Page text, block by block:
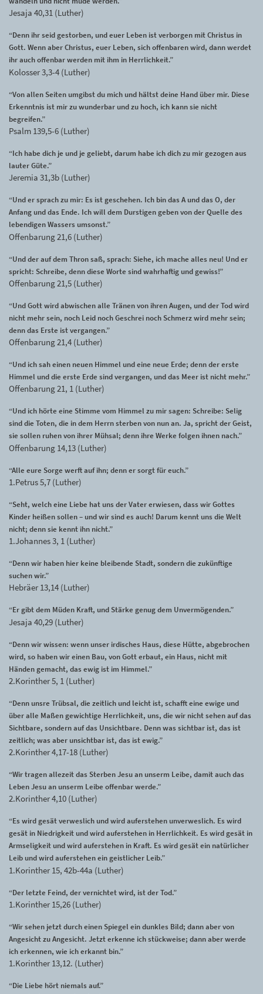
Jesaja 40,31 (Luther)
“Denn ihr seid gestorben, und euer Leben ist verborgen mit Christus in
Gott. Wenn aber Christus, euer Leben, sich offenbaren wird, dann werdet
ihr auch offenbar werden mit ihm in Herrlichkeit.”
Kolosser 3,3-4 (Luther)
“Von allen Seiten umgibst du mich und hältst deine Hand über mir. Diese
Erkenntnis ist mir zu wunderbar und zu hoch, ich kann sie nicht
begreifen.”
Psalm 139,5-6 (Luther)
“Ich habe dich je und je geliebt, darum habe ich dich zu mir gezogen aus
lauter Güte.”
Jeremia 31,3b (Luther)
“Und er sprach zu mir: Es ist geschehen. Ich bin das A und das O, der
Anfang und das Ende. Ich will dem Durstigen geben von der Quelle des
lebendigen Wassers umsonst.”
Offenbarung 21,6 (Luther)
“Und der auf dem Thron saß, sprach: Siehe, ich mache alles neu! Und er
spricht: Schreibe, denn diese Worte sind wahrhaftig und gewiss!”
Offenbarung 21,5 (Luther)
“Und Gott wird abwischen alle Tränen von ihren Augen, und der Tod wird
nicht mehr sein, noch Leid noch Geschrei noch Schmerz wird mehr sein;
denn das Erste ist vergangen.”
Offenbarung 21,4 (Luther)
“Und ich sah einen neuen Himmel und eine neue Erde; denn der erste
Himmel und die erste Erde sind vergangen, und das Meer ist nicht mehr.”
Offenbarung 21, 1 (Luther)
“Und ich hörte eine Stimme vom Himmel zu mir sagen: Schreibe: Selig
sind die Toten, die in dem Herrn sterben von nun an. Ja, spricht der Geist,
sie sollen ruhen von ihrer Mühsal; denn ihre Werke folgen ihnen nach.”
Offenbarung 14,13 (Luther)
“Alle eure Sorge werft auf ihn; denn er sorgt für euch.”
1.Petrus 5,7 (Luther)
“Seht, welch eine Liebe hat uns der Vater erwiesen, dass wir Gottes
Kinder heißen sollen – und wir sind es auch! Darum kennt uns die Welt
nicht; denn sie kennt ihn nicht.”
1.Johannes 3, 1 (Luther)
“Denn wir haben hier keine bleibende Stadt, sondern die zukünftige
suchen wir.”
Hebräer 13,14 (Luther)
“Er gibt dem Müden Kraft, und Stärke genug dem Unvermögenden.”
Jesaja 40,29 (Luther)
“Denn wir wissen: wenn unser irdisches Haus, diese Hütte, abgebrochen
wird, so haben wir einen Bau, von Gott erbaut, ein Haus, nicht mit
Händen gemacht, das ewig ist im Himmel.”
2.Korinther 5, 1 (Luther)
“Denn unsre Trübsal, die zeitlich und leicht ist, schafft eine ewige und
über alle Maßen gewichtige Herrlichkeit, uns, die wir nicht sehen auf das
Sichtbare, sondern auf das Unsichtbare. Denn was sichtbar ist, das ist
zeitlich; was aber unsichtbar ist, das ist ewig.”
2.Korinther 4,17-18 (Luther)
“Wir tragen allezeit das Sterben Jesu an unserm Leibe, damit auch das
Leben Jesu an unserm Leibe offenbar werde.”
2.Korinther 4,10 (Luther)
“Es wird gesät verweslich und wird auferstehen unverweslich. Es wird
gesät in Niedrigkeit und wird auferstehen in Herrlichkeit. Es wird gesät in
Armseligkeit und wird auferstehen in Kraft. Es wird gesät ein natürlicher
Leib und wird auferstehen ein geistlicher Leib.”
1.Korinther 15, 42b-44a (Luther)
“Der letzte Feind, der vernichtet wird, ist der Tod.”
1.Korinther 15,26 (Luther)
“Wir sehen jetzt durch einen Spiegel ein dunkles Bild; dann aber von
Angesicht zu Angesicht. Jetzt erkenne ich stückweise; dann aber werde
ich erkennen, wie ich erkannt bin.”
1.Korinther 13,12. (Luther)
“Die Liebe hört niemals auf.”